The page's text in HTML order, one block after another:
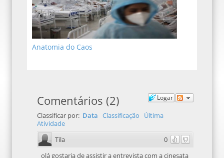
Anatomia do Caos
Logar
Comentários (2)
Classificar por: Data Classificação
Última
Atividade
0
Tila
olá gostaria de assistir a entrevista com a cinesata